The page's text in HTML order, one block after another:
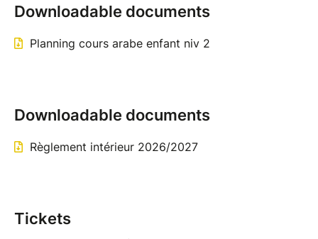
Downloadable documents
Planning cours arabe enfant niv 2
Downloadable documents
Règlement intérieur 2026/2027
Tickets